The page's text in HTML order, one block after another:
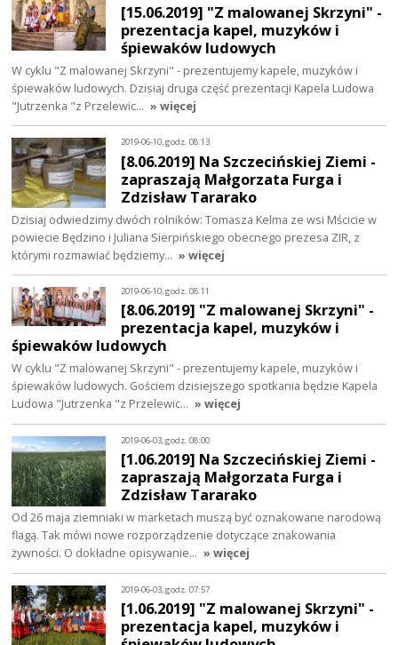
[15.06.2019] "Z malowanej Skrzyni" -
prezentacja kapel, muzyków i
śpiewaków ludowych
W cyklu "Z malowanej Skrzyni" - prezentujemy kapele, muzyków i
śpiewaków ludowych. Dzisiaj druga część prezentacji Kapela Ludowa
"Jutrzenka "z Przelewic… » więcej
2019-06-10, godz. 08:13
[8.06.2019] Na Szczecińskiej Ziemi -
zapraszają Małgorzata Furga i
Zdzisław Tararako
Dzisiaj odwiedzimy dwóch rolników: Tomasza Kelma ze wsi Mścicie w
powiecie Będzino i Juliana Sierpińskiego obecnego prezesa ZIR, z
którymi rozmawiać będziemy… » więcej
2019-06-10, godz. 08:11
[8.06.2019] "Z malowanej Skrzyni" -
prezentacja kapel, muzyków i
śpiewaków ludowych
W cyklu "Z malowanej Skrzyni" - prezentujemy kapele, muzyków i
śpiewaków ludowych. Gościem dzisiejszego spotkania będzie Kapela
Ludowa "Jutrzenka "z Przelewic… » więcej
2019-06-03, godz. 08:00
[1.06.2019] Na Szczecińskiej Ziemi -
zapraszają Małgorzata Furga i
Zdzisław Tararako
Od 26 maja ziemniaki w marketach muszą być oznakowane narodową
flagą. Tak mówi nowe rozporządzenie dotyczące znakowania
żywności. O dokładne opisywanie… » więcej
2019-06-03, godz. 07:57
[1.06.2019] "Z malowanej Skrzyni" -
prezentacja kapel, muzyków i